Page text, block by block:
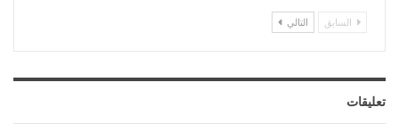
السابق التالي
تعليقات